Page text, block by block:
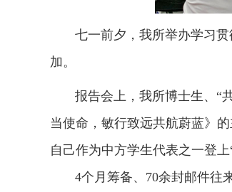
七一前夕，我所举办学习贯
加。
报告会上，我所博士生、“共
当使命，敏行致远共航蔚蓝》
自己作为中方学生代表之一登上
4个月筹备、70余封邮件往来